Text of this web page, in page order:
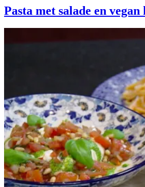
Pasta met salade en vegan